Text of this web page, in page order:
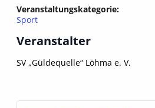
Veranstaltungskategorie:
Sport
Veranstalter
SV „Güldequelle“ Löhma e. V.